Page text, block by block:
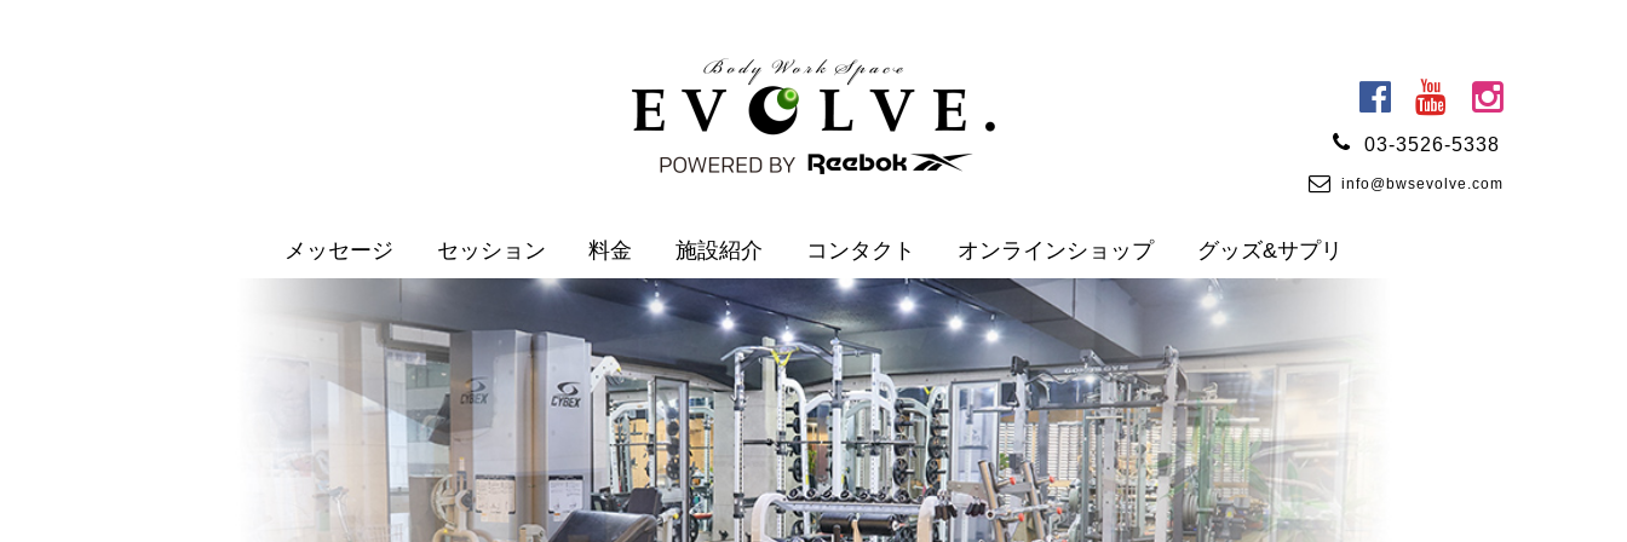
03-3526-5338
info@bwsevolve.com
メッセージ セッション 料金 施設紹介 コンタクト オンラインショップ グッズ&サプリ